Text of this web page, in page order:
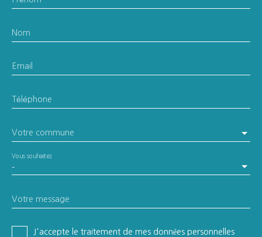
Nom
Email
Téléphone
Votre commune
-
Vous souhaitez
Votre message
J'accepte le traitement de mes données personnelles